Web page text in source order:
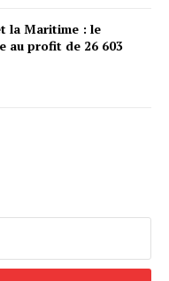
la Maritime : le
au profit de 26 603